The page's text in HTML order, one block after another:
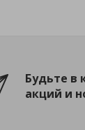
Будьте в
акций и